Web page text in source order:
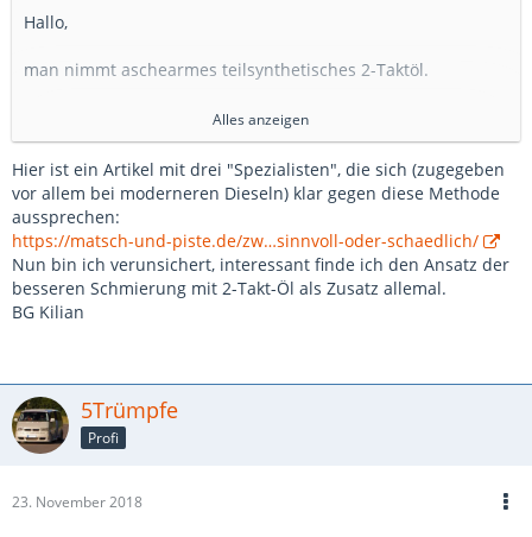
Hallo,
man nimmt aschearmes teilsynthetisches 2-Taktöl.
Mischungsverhältnis 1:250 reicht, also auf 50 Liter Diesel 0,2
L Öl dazu.
Schmiert und reinigt ESP und Düsen.
Die Trübungswerte werden besser.
Verbrennt sauberer als Diesel.
Alles anzeigen
Hier ist ein Artikel mit drei "Spezialisten", die sich (zugegeben
vor allem bei moderneren Dieseln) klar gegen diese Methode
aussprechen:
https://matsch-und-piste.de/zw…sinnvoll-oder-schaedlich/
Nun bin ich verunsichert, interessant finde ich den Ansatz der
besseren Schmierung mit 2-Takt-Öl als Zusatz allemal.
BG Kilian
5Trümpfe
Profi
23. November 2018